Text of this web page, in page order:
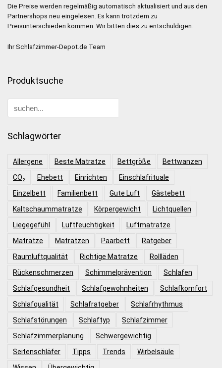
Die Preise werden regelmäßig automatisch aktualisiert und aus den
Partnershops neu eingelesen. Es kann trotzdem zu
Preisunterschieden kommen. Wir bitten dies zu entschuldigen.
Ihr Schlafzimmer-Depot.de Team
Produktsuche
Schlagwörter
Allergene Beste Matratze Bettgröße
Bettwanzen
CO₂
Ehebett Einrichten
Einschlafrituale
Einzelbett
Familienbett Gute Luft
Gästebett
Kaltschaummatratze
Körpergewicht
Lichtquellen
Liegegefühl
Luftfeuchtigkeit
Luftmatratze
Matratze
Matratzen Paarbett
Ratgeber
Raumluftqualität
Richtige Matratze
Rollläden
Rückenschmerzen
Schimmelprävention
Schlafen
Schlafgesundheit
Schlafgewohnheiten
Schlafkomfort
Schlafqualität
Schlafratgeber
Schlafrhythmus
Schlafstörungen
Schlaftyp
Schlafzimmer
Schlafzimmerplanung
Schwergewichtig
Seitenschläfer
Tipps Trends
Wirbelsäule